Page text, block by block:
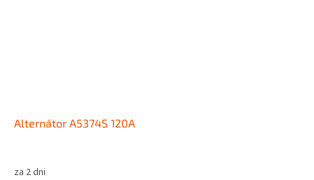
Alternátor A5374S 120A
za 2 dni